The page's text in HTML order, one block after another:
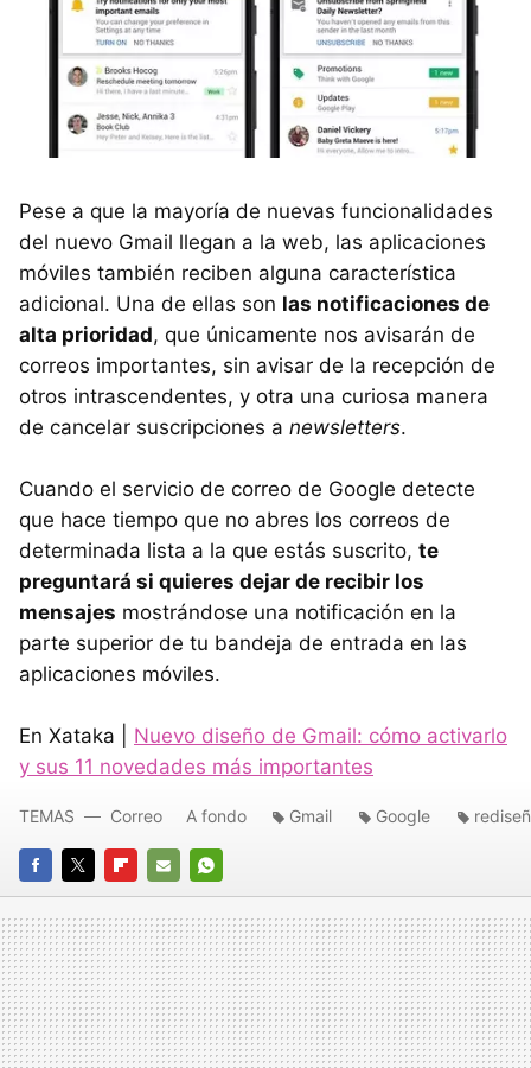
Pese a que la mayoría de nuevas funcionalidades
del nuevo Gmail llegan a la web, las aplicaciones
móviles también reciben alguna característica
adicional. Una de ellas son las notificaciones de
alta prioridad, que únicamente nos avisarán de
correos importantes, sin avisar de la recepción de
otros intrascendentes, y otra una curiosa manera
de cancelar suscripciones a newsletters.
Cuando el servicio de correo de Google detecte
que hace tiempo que no abres los correos de
determinada lista a la que estás suscrito, te
preguntará si quieres dejar de recibir los
mensajes mostrándose una notificación en la
parte superior de tu bandeja de entrada en las
aplicaciones móviles.
En Xataka | Nuevo diseño de Gmail: cómo activarlo
y sus 11 novedades más importantes
FACEBOOK
TWITTERFLIPBOARD
E-
MAIL
WHATSAPP
TEMAS Correo A fondo Gmail Google